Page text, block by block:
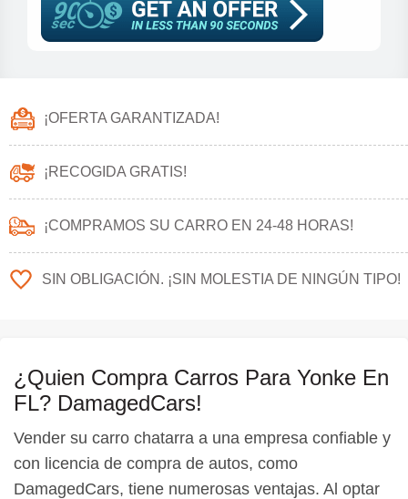
¡OFERTA GARANTIZADA!
¡RECOGIDA GRATIS!
¡COMPRAMOS SU CARRO EN 24-48 HORAS!
SIN OBLIGACIÓN. ¡SIN MOLESTIA DE NINGÚN TIPO!
¿Quien Compra Carros Para Yonke En
FL? DamagedCars!
Vender su carro chatarra a una empresa confiable y
con licencia de compra de autos, como
DamagedCars, tiene numerosas ventajas. Al optar